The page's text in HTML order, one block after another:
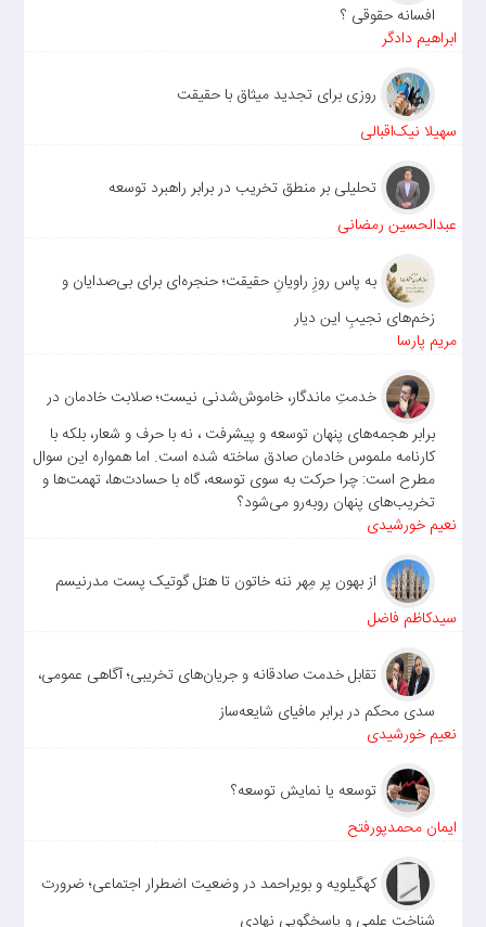
افسانه حقوقی ؟
ابراهیم دادگر
روزی برای تجدید میثاق با حقیقت
سهیلا نیک‌اقبالی
تحلیلی بر منطق تخریب در برابر راهبرد توسعه
عبدالحسین رمضانی
به پاس روزِ راویانِ حقیقت؛ حنجره‌ای برای بی‌صدایان و
زخم‌های نجیبِ این دیار
مریم پارسا
خدمتِ ماندگار، خاموش‌شدنی نیست؛ صلابت خادمان در
برابر هجمه‌های پنهان توسعه و پیشرفت ، نه با حرف و شعار، بلکه با
کارنامه ملموس خادمان صادق ساخته شده است. اما همواره این سوال
مطرح است: چرا حرکت به سوی توسعه، گاه با حسادت‌ها، تهمت‌ها و
تخریب‌های پنهان روبه‌رو می‌شود؟
نعیم خورشیدی
از بهون پر مِهر ننه خاتون تا هتل گوتیک پست مدرنیسم
سیدکاظم فاضل
تقابل خدمت صادقانه و جریان‌های تخریبی؛ آگاهی عمومی،
سدی محکم در برابر مافیای شایعه‌ساز
نعیم خورشیدی
توسعه یا نمایش توسعه؟
ایمان محمدپورفتح
کهگیلویه و بویراحمد در وضعیت اضطرار اجتماعی؛ ضرورت
شناخت علمی و پاسخگویی نهادی